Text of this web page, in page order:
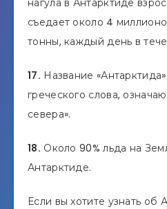
нагула в Антарктиде
съедает около 4
тонны, каждый день в
17. Название
греческого слова,
севера».
18. Около 90% льда на
Антарктиде.
Если вы хотите узнать об